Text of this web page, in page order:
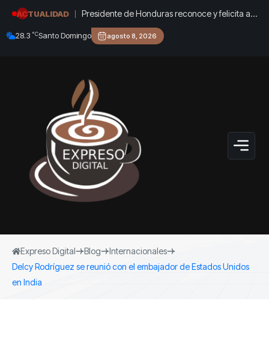
ACTUALIDAD
Presidente de Honduras reconoce y felicita al
presidente Luis Abinader por extraordinario
éxito organizativo de los Juegos
28.3 °CSanto Domingo agosto 8, 2026
Expreso Digital Blog
Internacionales
Delcy Rodríguez se reunió con el embajador de Estados Unidos
en India